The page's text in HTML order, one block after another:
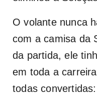
O volante nunca
com a camisa da
da partida, ele
em toda a
todas